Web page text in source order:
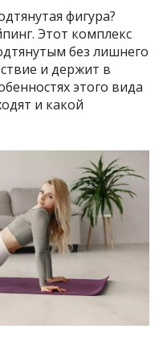
фигура?
Этот комплекс
без лишнего
и держит в
этого вида
и какой